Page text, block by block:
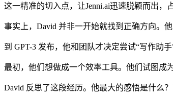
这一精准的切入点，让Jenni.ai迅速脱颖而出，
事实上，David 并非一开始就找到正确方向。
到 GPT-3 发布，他和团队才决定尝试“写作助手
最初，他们想做成一个效率工具。他们试图成
David 反思了这段经历。他最大的感悟是什么？